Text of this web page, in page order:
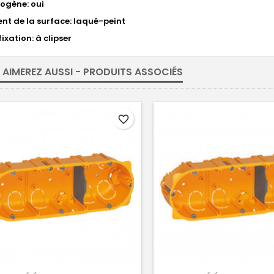
oui
de la surface: laqué-peint
à clipser
AUSSI - PRODUITS ASSOCIÉS
favorite_border